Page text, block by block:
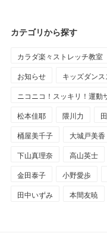
カテゴリから探す
カラダ楽々ストレッチ教室
お知らせ
キッズダン
ニコニコ！スッキリ！運動
松本佳耶
隈川力
桶屋美千子
大城戸美香
下山真理奈
高山英士
金田泰子
小野愛歩
田中いずみ
本間友暁